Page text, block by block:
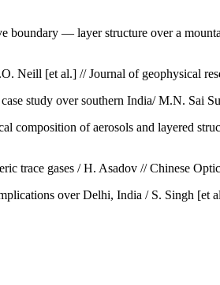
boundary — layer structure over a
Neill [et al.] // Journal of
study over southern India/ M.N.
composition of aerosols and layered
trace gases / H. Asadov // Chinese
over Delhi, India / S.